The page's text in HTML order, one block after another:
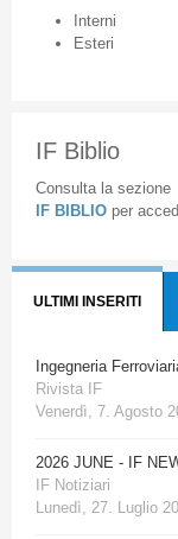
Interni
Esteri
IF Biblio
Consulta la sezione
IF BIBLIO per
ULTIMI INSERITI
Ingegneria
Rivista IF
Venerdì, 7. Agosto
2026 JUNE - IF
IF Notiziari
Lunedì, 27. Luglio